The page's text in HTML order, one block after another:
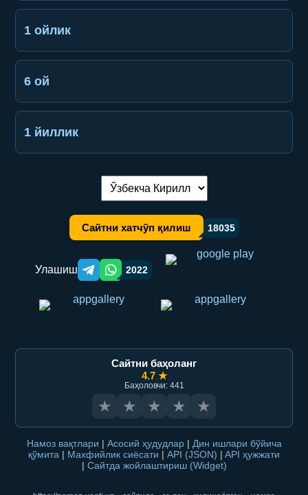
1 ойлик
6 ой
1 йиллик
Тилни алмаштириш:
Сайтни хатчўп қилиш 18035
Улашиш Telegram orqali ulashish
WhatsApp orqali ulashish
2022
Сайтни баҳоланг
4.7 ★
Баҳоловчи: 441
★ ★ ★ ★ ★
Намоз вақтлари | Асосий ҳудудлар | Дин ишлари бўйича
қўмита | Махфийлик сиёсати | API (JSON) | API ҳужжати
| Сайтда жойлаштириш (Widget)